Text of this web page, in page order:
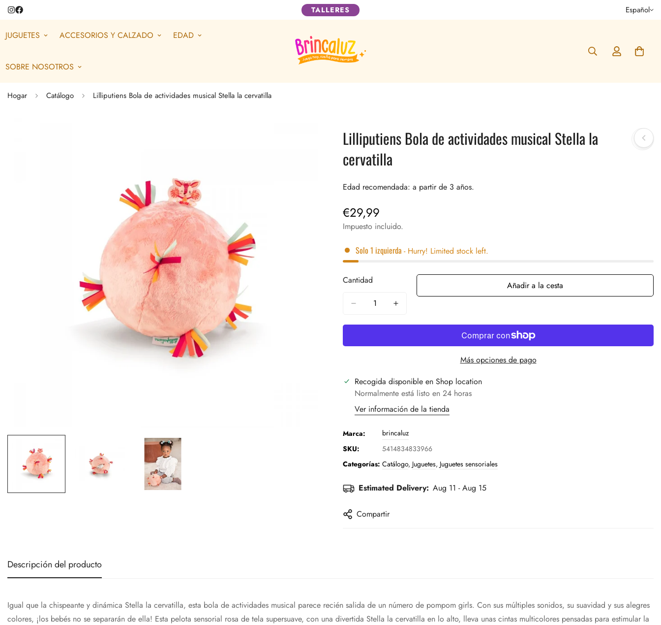
TALLERES Español
JUGUETES ACCESORIOS Y CALZADO EDAD
SOBRE NOSOTROS
Hogar Catálogo Lilliputiens Bola de actividades musical Stella la cervatilla
Lilliputiens Bola de actividades musical Stella la
cervatilla
Edad recomendada: a partir de 3 años.
Precio
regular
€29,99
Impuesto incluido.
Solo 1 izquierda - Hurry! Limited stock left.
Cantidad Añadir a la cesta
Más opciones de pago
Recogida disponible en Shop location
Normalmente está listo en 24 horas
Ver información de la tienda
Marca:
brincaluz
SKU:
5414834833966
Categorías: Catálogo, Juguetes, Juguetes sensoriales
Estimated Delivery: Aug 11 - Aug 15
Compartir
Descripción del producto
Igual que la chispeante y dinámica Stella la cervatilla, esta bola de actividades musical parece recién salida de un número de pompom girls. Con sus múltiples sonidos, su suavidad y sus alegres
colores, ¡los bebés no se separarán de ella! Esta pelota sensorial rosa de tela supersuave, con una divertida Stella la cervatilla en lo alto, lleva unas cintas multicolores pensadas para estimular la